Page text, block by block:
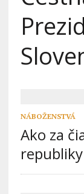
NÁBOŽENSTVÁ
Ako za